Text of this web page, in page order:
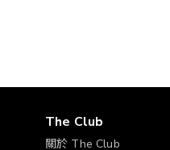
The Club
關於 The Club